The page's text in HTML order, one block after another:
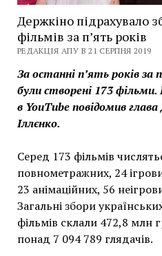
Держкіно підрахувало
фільмів за п’ять років
РЕДАКЦІЯ АПУ В 21 СЕРПНЯ 2019
За останні п’ять років
були створені 173
в YouTube повідомив
Іллєнко.
Серед 173 фільмів
повнометражних, 24
23 анімаційних, 56
Загальні збори
фільмів склали 472,8 млн
понад 7 094 789 глядачів.